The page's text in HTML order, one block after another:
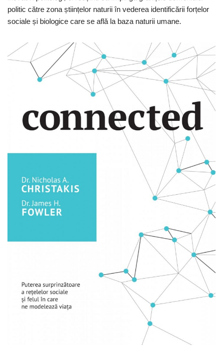
politic către zona științelor naturii în vederea identificării forțelor
sociale și biologice care se află la baza naturii umane.